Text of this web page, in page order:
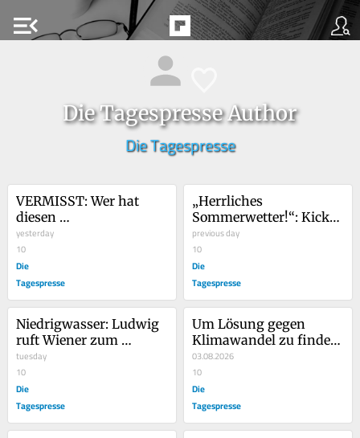
menu_open
Die Tagespresse Author
Die Tagespresse
VERMISST: Wer hat
diesen
Klimaschutzminister
gesehen?
yesterday
10
Die
Tagespresse
„Herrliches
Sommerwetter!“: Kickl
postet Selfie vom
Balkon
previous day
10
Die
Tagespresse
Niedrigwasser: Ludwig
ruft Wiener zum
Urinieren in Alte Donau
auf
tuesday
10
Die
Tagespresse
Um Lösung gegen
Klimawandel zu finden:
Österreich baut zweites
Rechenzentrum
03.08.2026
10
Die
Tagespresse